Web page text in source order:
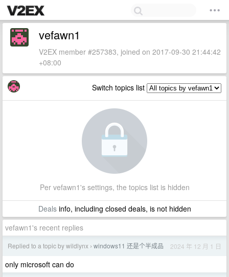
vefawn1
V2EX member #257383, joined on 2017-09-30 21:44:42
+08:00
Switch topics list
Per vefawn1's settings, the topics list is hidden
Dealsinfo, including closed deals, is not hidden
vefawn1's recent replies
Replied to a topic by wildlynx › windows11 还是个半成品 2024 年 12 月 1 日
only microsoft can do